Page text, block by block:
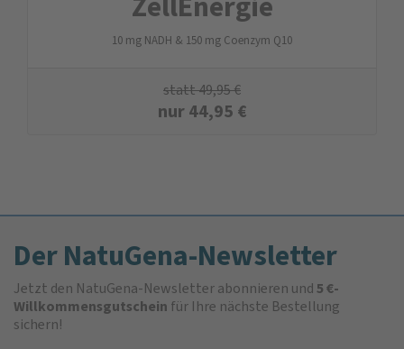
10 mg NADH & 150 mg Coenzym Q10
statt49,95€
nur44,95 €
Der NatuGena-Newsletter
Jetzt den NatuGena-Newsletter abonnieren und5 €-
Willkommensgutschein für Ihre nächste Bestellung
sichern!